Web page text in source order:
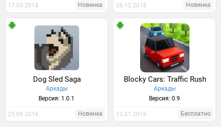
17.03.2018 Новинка 26.12.2018 Новинка
Dog Sled Saga
Аркады
Версия: 1.0.1
25.09.2016 Новинка
Blocky Cars: Traffic Rush
Аркады
Версия: 0.9
13.01.2016 Бесплатно